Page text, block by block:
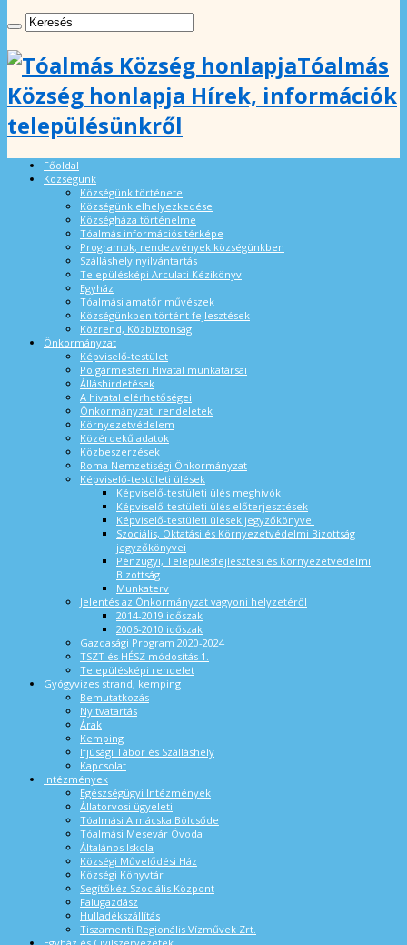
Tóalmás
Község honlapja Hírek, információk
településünkről
Főoldal
Községünk
Községünk története
Községünk elhelyezkedése
Községháza történelme
Tóalmás információs térképe
Programok, rendezvények községünkben
Szálláshely nyilvántartás
Településképi Arculati Kézikönyv
Egyház
Tóalmási amatőr művészek
Községünkben történt fejlesztések
Közrend, Közbiztonság
Önkormányzat
Képviselő-testület
Polgármesteri Hivatal munkatársai
Álláshirdetések
A hivatal elérhetőségei
Önkormányzati rendeletek
Környezetvédelem
Közérdekű adatok
Közbeszerzések
Roma Nemzetiségi Önkormányzat
Képviselő-testületi ülések
Képviselő-testületi ülés meghívók
Képviselő-testületi ülés előterjesztések
Képviselő-testületi ülések jegyzőkönyvei
Szociális, Oktatási és Környezetvédelmi Bizottság
jegyzőkönyvei
Pénzügyi, Településfejlesztési és Környezetvédelmi
Bizottság
Munkaterv
Jelentés az Önkormányzat vagyoni helyzetéről
2014-2019 időszak
2006-2010 időszak
Gazdasági Program 2020-2024
TSZT és HÉSZ módosítás 1.
Településképi rendelet
Gyógyvizes strand, kemping
Bemutatkozás
Nyitvatartás
Árak
Kemping
Ifjúsági Tábor és Szálláshely
Kapcsolat
Intézmények
Egészségügyi Intézmények
Állatorvosi ügyeleti
Tóalmási Almácska Bölcsőde
Tóalmási Mesevár Óvoda
Általános Iskola
Községi Művelődési Ház
Községi Könyvtár
Segítőkéz Szociális Központ
Falugazdász
Hulladékszállítás
Tiszamenti Regionális Vízművek Zrt.